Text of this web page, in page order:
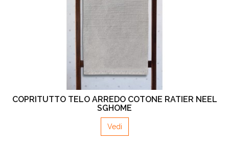
COPRITUTTO TELO ARREDO COTONE RATIER NEEL
SGHOME
Vedi